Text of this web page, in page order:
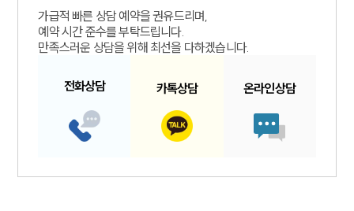
가급적 빠른 상담 예약을 권유드리며,
예약 시간 준수를 부탁드립니다.
만족스러운 상담을 위해 최선을 다하겠습니다.
전화상담 카톡상담 온라인상담